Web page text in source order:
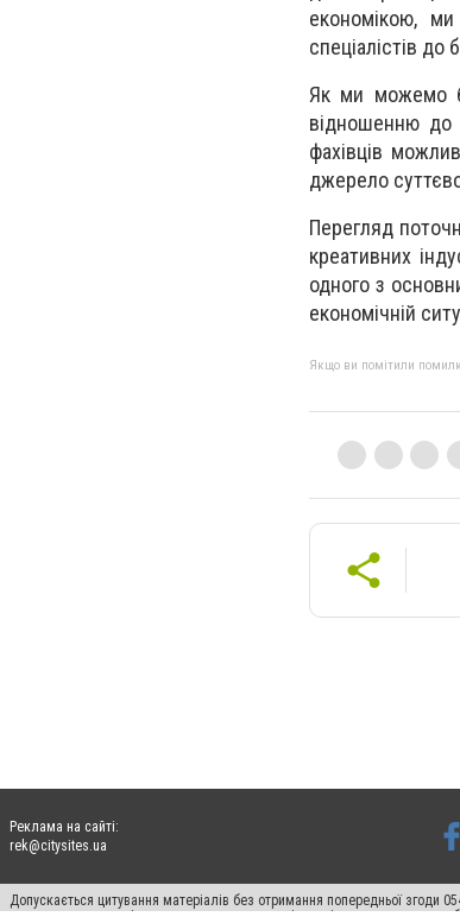
економікою, ми
спеціалістів до
Як ми можемо
відношенню до
фахівців
джерело
Перегляд
креативних
одного з
економічній
Якщо ви помітили
Реклама на сайті:
rek@citysites.ua
Допускається цитування матеріалів без отримання попередньої згоди
пошукових систем гіперпосилання на цитовані статті не нижче